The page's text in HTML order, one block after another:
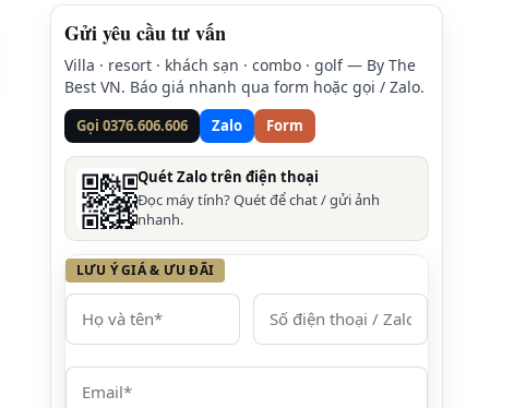
Gửi yêu cầu tư vấn
Villa · resort · khách sạn · combo · golf — By The
Best VN. Báo giá nhanh qua form hoặc gọi / Zalo.
Gọi 0376.606.606 Zalo Form
Quét Zalo trên điện thoại
Đọc máy tính? Quét để chat / gửi ảnh
nhanh.
LƯU Ý GIÁ & ƯU ĐÃI